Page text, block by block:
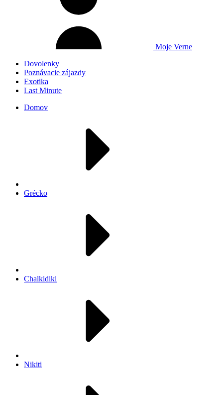
Moje Verne
Dovolenky
Poznávacie zájazdy
Exotika
Last Minute
Domov
Grécko
Chalkidiki
Nikiti